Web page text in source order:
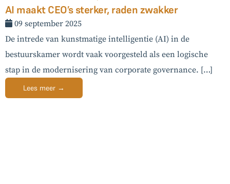
AI maakt CEO’s sterker, raden zwakker
09 september 2025
De intrede van kunstmatige intelligentie (AI) in de
bestuurskamer wordt vaak voorgesteld als een logische
stap in de modernisering van corporate governance. […]
Lees meer →